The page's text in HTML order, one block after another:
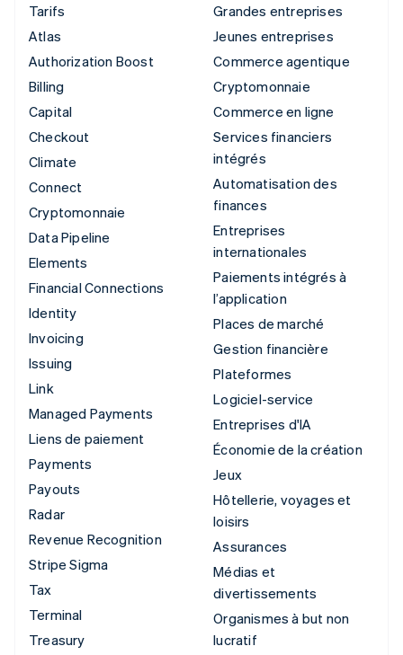
Tarifs
Atlas
Authorization Boost
Billing
Capital
Checkout
Climate
Connect
Cryptomonnaie
Data Pipeline
Elements
Financial Connections
Identity
Invoicing
Issuing
Link
Managed Payments
Liens de paiement
Payments
Payouts
Radar
Revenue Recognition
Stripe Sigma
Tax
Terminal
Treasury
Grandes entreprises
Jeunes entreprises
Commerce agentique
Cryptomonnaie
Commerce en ligne
Services financiers
intégrés
Automatisation des
finances
Entreprises
internationales
Paiements intégrés à
l’application
Places de marché
Gestion financière
Plateformes
Logiciel-service
Entreprises d'IA
Économie de la création
Jeux
Hôtellerie, voyages et
loisirs
Assurances
Médias et
divertissements
Organismes à but non
lucratif